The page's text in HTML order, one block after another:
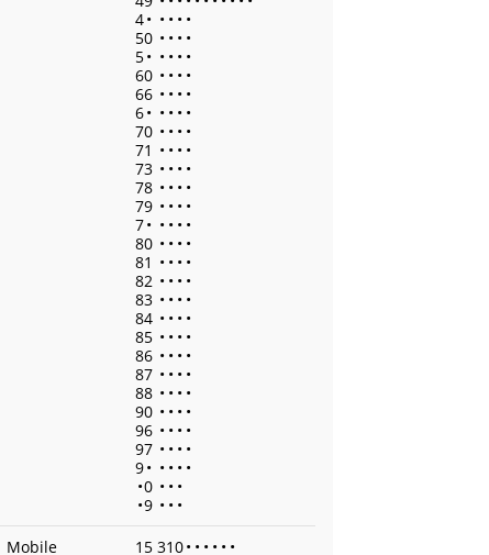
4• • • • •
50 • • • •
5• • • • •
60 • • • •
66 • • • •
6• • • • •
70 • • • •
71 • • • •
73 • • • •
78 • • • •
79 • • • •
7• • • • •
80 • • • •
81 • • • •
82 • • • •
83 • • • •
84 • • • •
85 • • • •
86 • • • •
87 • • • •
88 • • • •
90 • • • •
96 • • • •
97 • • • •
9• • • • •
•0 • • •
•9 • • •
Mobile
15 310• • • • • •